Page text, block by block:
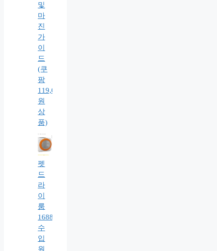
및
마
진
가
이
드
(쿠
팡
119,000
원
상
품)
펫
드
라
이
룸
1688
수
입
원